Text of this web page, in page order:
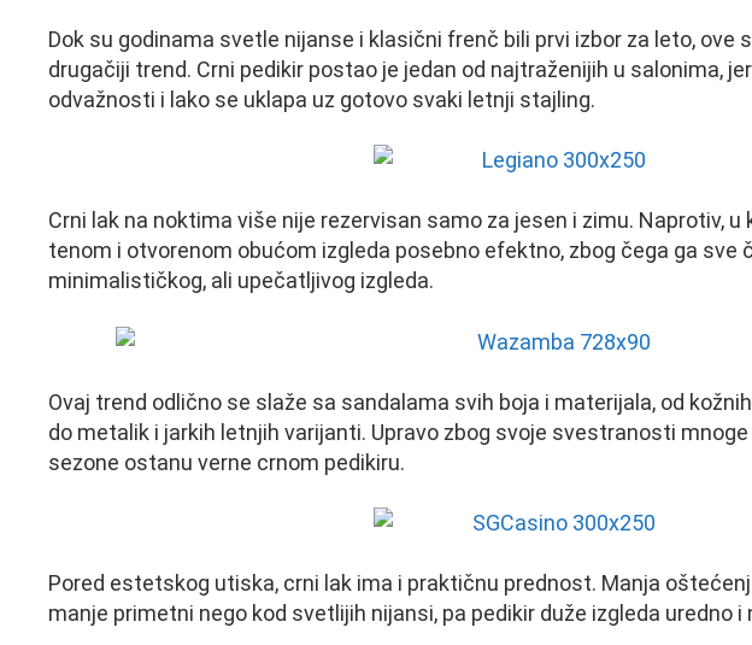
Dok su godinama svetle nijanse i klasični frenč bili prvi izbor za leto, ove
drugačiji trend. Crni pedikir postao je jedan od najtraženijih u salonima,
odvažnosti i lako se uklapa uz gotovo svaki letnji stajling.
Crni lak na noktima više nije rezervisan samo za jesen i zimu. Naprotiv,
tenom i otvorenom obućom izgleda posebno efektno, zbog čega ga sve
minimalističkog, ali upečatljivog izgleda.
Ovaj trend odlično se slaže sa sandalama svih boja i materijala, od
do metalik i jarkih letnjih varijanti. Upravo zbog svoje svestranosti
sezone ostanu verne crnom pedikiru.
Pored estetskog utiska, crni lak ima i praktičnu prednost. Manja
manje primetni nego kod svetlijih nijansi, pa pedikir duže izgleda uredno i